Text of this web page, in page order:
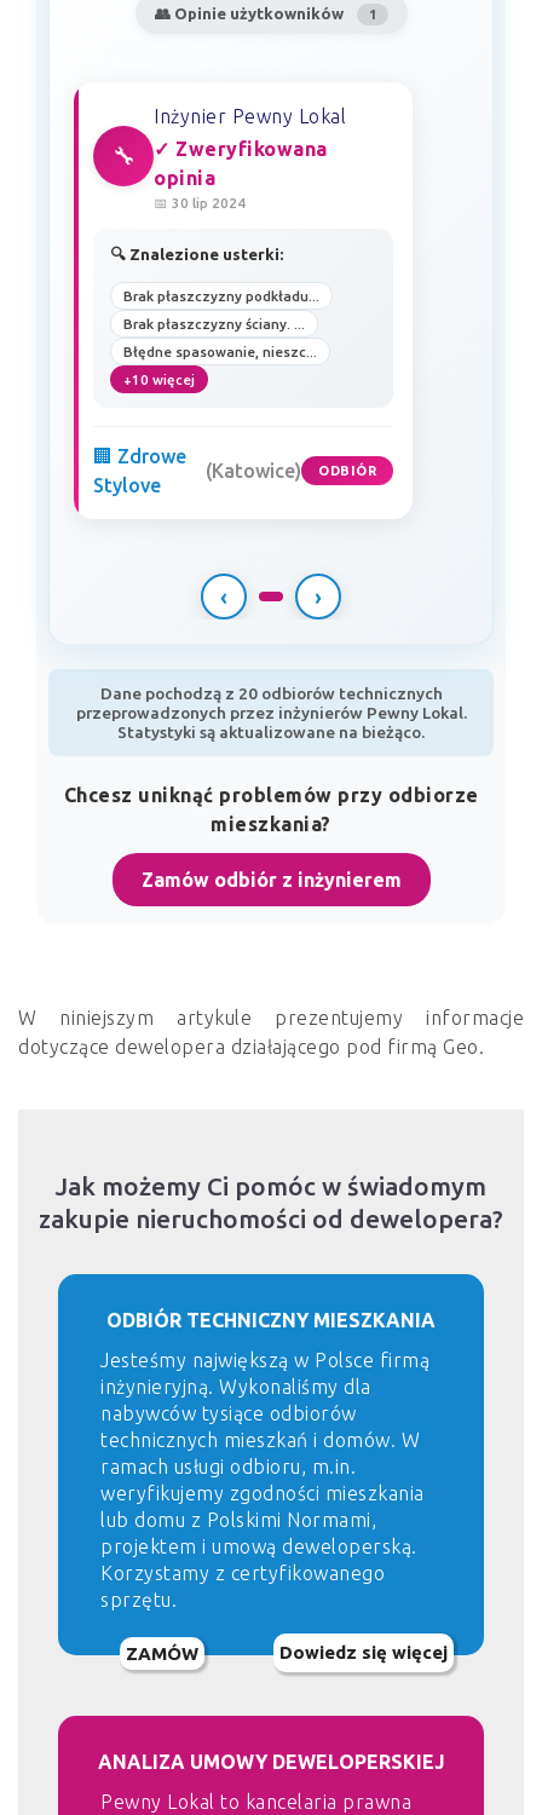
👥 Opinie użytkowników 1
🔧
Inżynier Pewny Lokal
✓ Zweryfikowana
opinia
📅 30 lip 2024
🔍 Znalezione usterki:
Brak płaszczyzny podkładu...
Brak płaszczyzny ściany. ...
Błędne spasowanie, nieszc...
+10 więcej
🏢 Zdrowe
Stylove
(Katowice) ODBIÓR
‹ ›
Dane pochodzą z 20 odbiorów technicznych
przeprowadzonych przez inżynierów Pewny Lokal.
Statystyki są aktualizowane na bieżąco.
Chcesz uniknąć problemów przy odbiorze
mieszkania?
Zamów odbiór z inżynierem
W niniejszym artykule prezentujemy informacje
dotyczące dewelopera działającego pod firmą Geo.
Jak możemy Ci pomóc w świadomym
zakupie nieruchomości od dewelopera?
ODBIÓR TECHNICZNY MIESZKANIA
Jesteśmy największą w Polsce firmą
inżynieryjną. Wykonaliśmy dla
nabywców tysiące odbiorów
technicznych mieszkań i domów. W
ramach usługi odbioru, m.in.
weryfikujemy zgodności mieszkania
lub domu z Polskimi Normami,
projektem i umową deweloperską.
Korzystamy z certyfikowanego
sprzętu.
ZAMÓW Dowiedz się więcej
ANALIZA UMOWY DEWELOPERSKIEJ
Pewny Lokal to kancelaria prawna